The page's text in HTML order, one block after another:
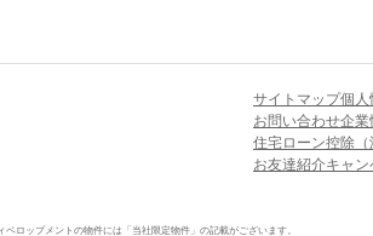
サイトマップ個人
お問い合わせ企業
住宅ローン控除
お友達紹介キャン
ロップメントの物件には「当社限定物件」の記載がございます。